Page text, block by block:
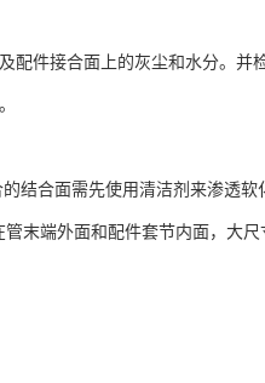
配件接合面上的灰尘和水分。并
结合面需先使用清洁剂来渗透
末端外面和配件套节内面，大